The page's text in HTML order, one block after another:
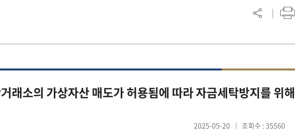
소의 가상자산 매도가 허용됨에 따라 자금세탁방지를 위해
2025-05-20 조회수 : 35560